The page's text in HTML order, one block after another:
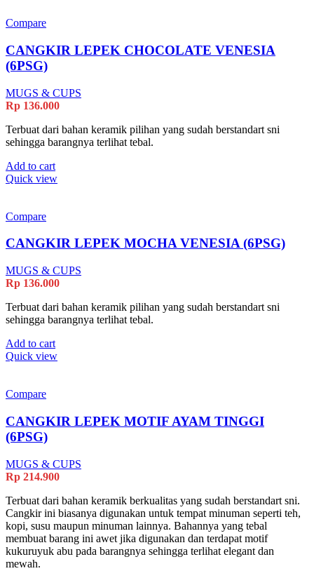
Compare
CANGKIR LEPEK CHOCOLATE VENESIA
(6PSG)
MUGS & CUPS
Rp 136.000
Terbuat dari bahan keramik pilihan yang sudah berstandart sni
sehingga barangnya terlihat tebal.
Add to cart
Quick view
Compare
CANGKIR LEPEK MOCHA VENESIA (6PSG)
MUGS & CUPS
Rp 136.000
Terbuat dari bahan keramik pilihan yang sudah berstandart sni
sehingga barangnya terlihat tebal.
Add to cart
Quick view
Compare
CANGKIR LEPEK MOTIF AYAM TINGGI
(6PSG)
MUGS & CUPS
Rp 214.900
Terbuat dari bahan keramik berkualitas yang sudah berstandart sni.
Cangkir ini biasanya digunakan untuk tempat minuman seperti teh,
kopi, susu maupun minuman lainnya. Bahannya yang tebal
membuat barang ini awet jika digunakan dan terdapat motif
kukuruyuk abu pada barangnya sehingga terlihat elegant dan
mewah.